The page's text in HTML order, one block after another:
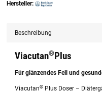
Hersteller:
Beschreibung
Viacutan®Plus
Für glänzendes Fell und
Viacutan® Plus Doser –